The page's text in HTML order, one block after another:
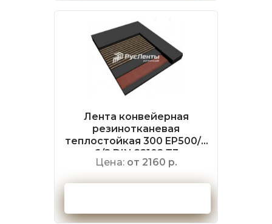
Лента конвейерная
резинотканевая
теплостойкая 300 EP500/4
6/2 DIN 22102 Т3
Цена: от 2160 р.